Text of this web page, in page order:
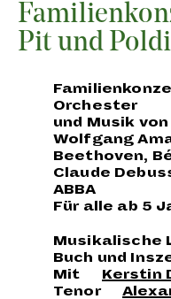
Pit und
Orchester
und Musik
Wolfgang
Beethoven,
Claude
ABBA
Für alle ab 5
Musikalische
Buch und
Mit
Kerstin
Tenor